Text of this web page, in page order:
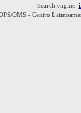
Search engine:
OMS - Centro